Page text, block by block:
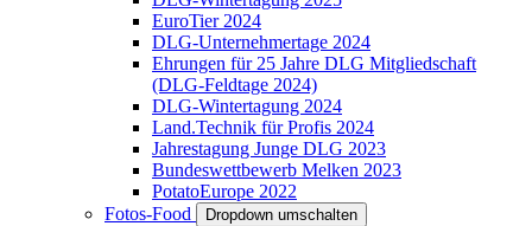
EuroTier 2024
DLG-Unternehmertage 2024
Ehrungen für 25 Jahre DLG Mitgliedschaft
(DLG-Feldtage 2024)
DLG-Wintertagung 2024
Land.Technik für Profis 2024
Jahrestagung Junge DLG 2023
Bundeswettbewerb Melken 2023
PotatoEurope 2022
Fotos-Food
Dropdown umschalten